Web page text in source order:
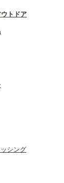
トドア
シング